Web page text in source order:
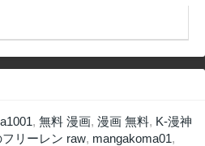
, 無料 漫画, 漫画 無料, K-漫神
リーレン raw, mangakoma01,